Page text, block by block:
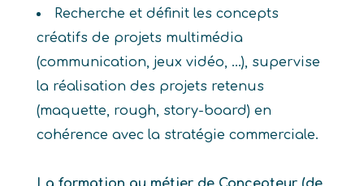
Recherche et définit les concepts
créatifs de projets multimédia
(communication, jeux vidéo, …), supervise
la réalisation des projets retenus
(maquette, rough, story-board) en
cohérence avec la stratégie commerciale.